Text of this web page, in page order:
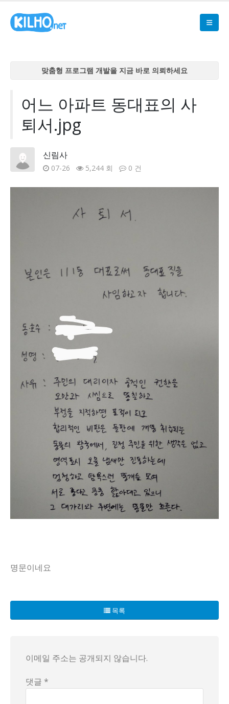
맞춤형 프로그램 개발을 지금 바로 의뢰하세요
맞춤형 프로그램 개발을 지금 바로 의뢰하세요
맞춤형 프로그램 개발을 지금 바로 의뢰하세요
맞춤형 프로그램 개발을 지금 바로 의뢰하세요
어느 아파트 동대표의 사
퇴서.jpg
신림사
07-26 5,244 회 0 건
명문이네요
더욱 충격적인 것은, 그는 이 아파트가 멍청하고 탐욕스러
그의 사퇴서는 아파트 주민들에게 큰 파장을 일으킬 것으로
목록
이메일 주소는 공개되지 않습니다.
댓글 *